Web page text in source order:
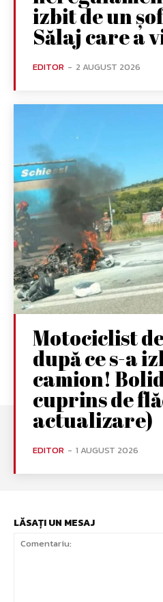
izbit de un
Sălaj care a
EDITOR - 2 AUGUST 2026
Motociclist
după ce s-a
camion!
cuprins de
actualizare)
EDITOR - 1 AUGUST 2026
LĂSAȚI UN MESAJ